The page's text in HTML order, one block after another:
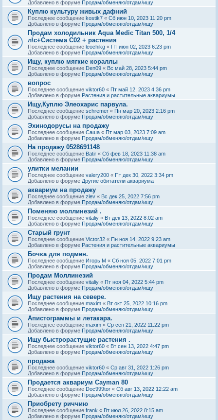
Добавлено в форуме Продам/обменяю/отдам/ищу
Куплю культуру живых дафний
Последнее сообщение kostik7 « Сб июн 10, 2023 11:20 pm
Добавлено в форуме Продам/обменяю/отдам/ищу
Продам холодильник Aqua Medic Titan 500, 1/4
л\с+Система С02 + растения
Последнее сообщение leochikg « Пт июн 02, 2023 6:23 pm
Добавлено в форуме Продам/обменяю/отдам/ищу
Ищу, куплю мягкие кораллы
Последнее сообщение Den09 « Вс май 28, 2023 5:44 pm
Добавлено в форуме Продам/обменяю/отдам/ищу
вопрос
Последнее сообщение viktor60 « Пт май 12, 2023 4:36 pm
Добавлено в форуме Растения и растительные аквариумы
Ищу,Куплю Элеохарис парвула.
Последнее сообщение schremer « Пн мар 20, 2023 2:16 pm
Добавлено в форуме Продам/обменяю/отдам/ищу
Эхинодорусы на продажу
Последнее сообщение Саша « Пт мар 03, 2023 7:09 am
Добавлено в форуме Продам/обменяю/отдам/ищу
На продажу 0528691148
Последнее сообщение Batir « Сб фев 18, 2023 11:38 am
Добавлено в форуме Продам/обменяю/отдам/ищу
улитки мелании
Последнее сообщение valery200 « Пт дек 30, 2022 3:34 pm
Добавлено в форуме Другие обитатели аквариума
аквариум на продажу
Последнее сообщение zlev « Вс дек 25, 2022 7:56 pm
Добавлено в форуме Продам/обменяю/отдам/ищу
Поменяю моллинезий .
Последнее сообщение vitaliy « Вт дек 13, 2022 8:02 am
Добавлено в форуме Продам/обменяю/отдам/ищу
Старый грунт
Последнее сообщение Victor32 « Пн ноя 14, 2022 9:23 am
Добавлено в форуме Растения и растительные аквариумы
Бочка для подмен.
Последнее сообщение Игорь М « Сб ноя 05, 2022 7:01 pm
Добавлено в форуме Продам/обменяю/отдам/ищу
Продам Моллинезий
Последнее сообщение vitaliy « Пт ноя 04, 2022 5:44 pm
Добавлено в форуме Продам/обменяю/отдам/ищу
Ищу растения на севере.
Последнее сообщение maxim « Вт окт 25, 2022 10:16 pm
Добавлено в форуме Продам/обменяю/отдам/ищу
Апистограммы и летакара.
Последнее сообщение maxim « Ср сен 21, 2022 11:22 pm
Добавлено в форуме Продам/обменяю/отдам/ищу
Ищу быстрорастущие растения .
Последнее сообщение viktor60 « Вт сен 13, 2022 4:47 pm
Добавлено в форуме Продам/обменяю/отдам/ищу
продажа
Последнее сообщение viktor60 « Ср авг 31, 2022 1:26 pm
Добавлено в форуме Продам/обменяю/отдам/ищу
Продается аквариум Cayman 80
Последнее сообщение Doc999tor « Сб авг 13, 2022 12:22 am
Добавлено в форуме Продам/обменяю/отдам/ищу
Приобрету риччию
Последнее сообщение frank « Вт июл 26, 2022 8:15 am
Добавлено в форуме Продам/обменяю/отдам/ищу